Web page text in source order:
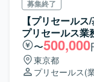
的なビジネス獲
務 （課題/要件ヒ
デザインの立案/
ら主体的に提案
おけるビジネス （
のメインビジネス
レージ、ネットワ
募集終了
【プリセール
プリセールス業
〜500,000
東京都
プリセールス(